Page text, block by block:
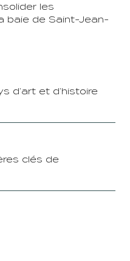
les
baie de Saint-Jean-
d’art et d’histoire
clés de